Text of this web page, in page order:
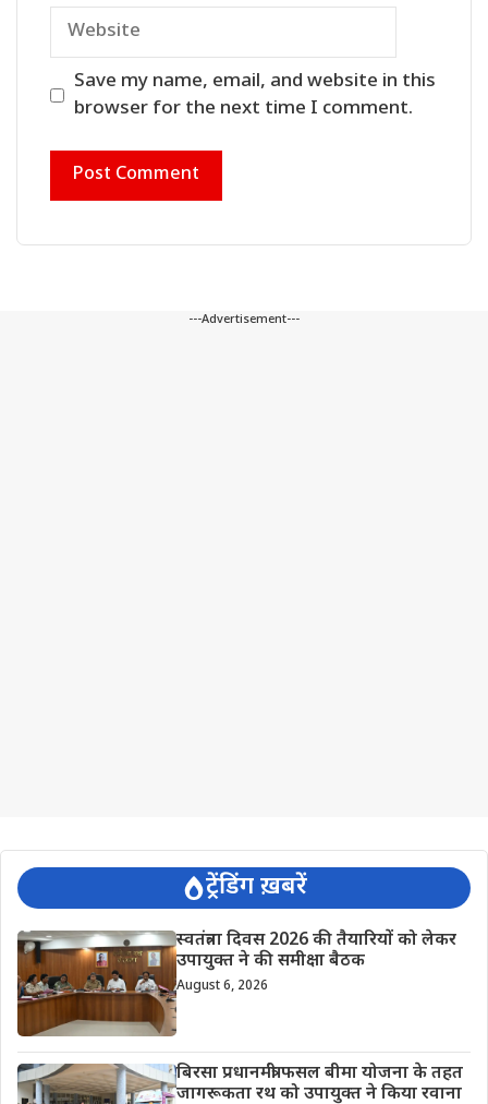
Website
Save my name, email, and website in this
browser for the next time I comment.
---Advertisement---
ट्रेंडिंग ख़बरें
स्वतंत्रता दिवस 2026 की तैयारियों को लेकर
उपायुक्त ने की समीक्षा बैठक
August 6, 2026
बिरसा प्रधानमंत्री फसल बीमा योजना के तहत
जागरूकता रथ को उपायुक्त ने किया रवाना